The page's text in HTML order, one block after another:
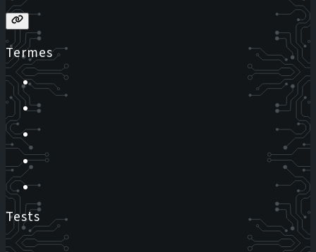
Termes
Tests